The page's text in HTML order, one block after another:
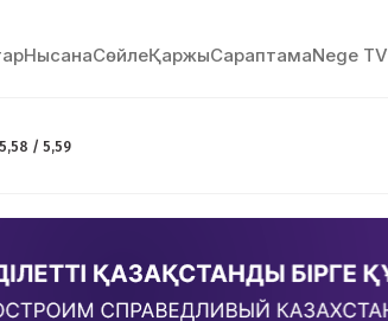
НысанаСөйлeҚаржыСараптамаNege TV
5,58 / 5,59